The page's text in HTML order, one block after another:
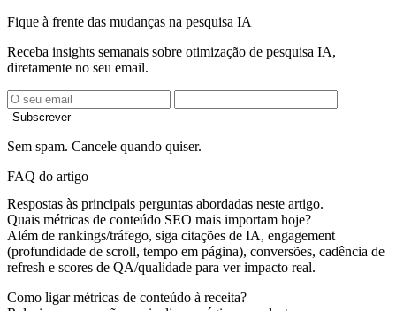
Fique à frente das mudanças na pesquisa IA
Receba insights semanais sobre otimização de pesquisa IA,
diretamente no seu email.
Subscrever
Sem spam. Cancele quando quiser.
FAQ do artigo
Respostas às principais perguntas abordadas neste artigo.
Quais métricas de conteúdo SEO mais importam hoje?
Além de rankings/tráfego, siga citações de IA, engagement
(profundidade de scroll, tempo em página), conversões, cadência de
refresh e scores de QA/qualidade para ver impacto real.
Como ligar métricas de conteúdo à receita?